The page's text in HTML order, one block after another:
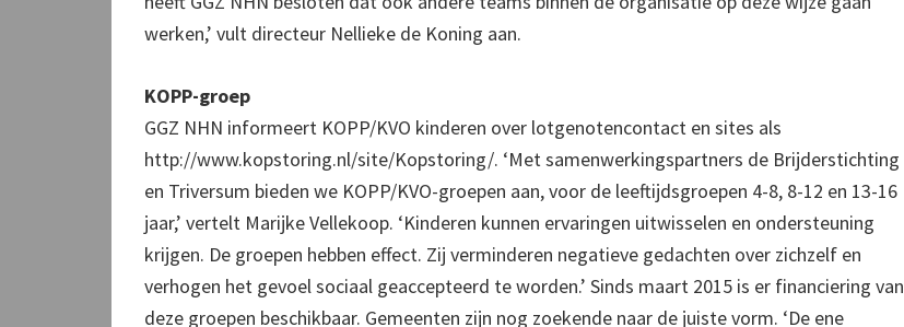
werken,’ vult directeur Nellieke de Koning aan.
KOPP-groep
GGZ NHN informeert KOPP/KVO kinderen over lotgenotencontact en sites als
http://www.kopstoring.nl/site/Kopstoring/. ‘Met samenwerkingspartners de Brijderstichting
en Triversum bieden we KOPP/KVO-groepen aan, voor de leeftijdsgroepen 4-8, 8-12 en 13-16
jaar,’ vertelt Marijke Vellekoop. ‘Kinderen kunnen ervaringen uitwisselen en ondersteuning
krijgen. De groepen hebben effect. Zij verminderen negatieve gedachten over zichzelf en
verhogen het gevoel sociaal geaccepteerd te worden.’ Sinds maart 2015 is er financiering van
deze groepen beschikbaar. Gemeenten zijn nog zoekende naar de juiste vorm. ‘De ene